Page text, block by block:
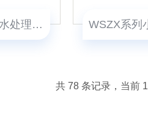
WSZS系列实验室污水处理设备
共 78 条记录，当前